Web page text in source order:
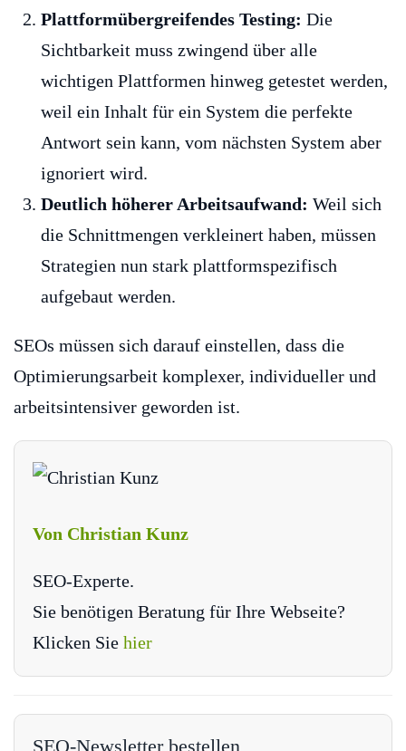
Plattformübergreifendes Testing: Die
Sichtbarkeit muss zwingend über alle
wichtigen Plattformen hinweg getestet werden,
weil ein Inhalt für ein System die perfekte
Antwort sein kann, vom nächsten System aber
ignoriert wird.
Deutlich höherer Arbeitsaufwand: Weil sich
die Schnittmengen verkleinert haben, müssen
Strategien nun stark plattformspezifisch
aufgebaut werden.
SEOs müssen sich darauf einstellen, dass die
Optimierungsarbeit komplexer, individueller und
arbeitsintensiver geworden ist.
Von Christian Kunz
SEO-Experte.
Sie benötigen Beratung für Ihre Webseite?
Klicken Sie hier
SEO-Newsletter bestellen